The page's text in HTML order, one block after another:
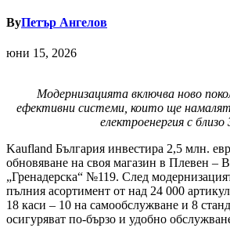
ByПетър Ангелов
юни 15, 2026
Модернизацията включва ново
ефективни системи, които ще
електроенергия с близо
Kaufland България инвестира 2,5 млн.
обновяване на своя магазин в Плевен –
„Гренадерска“ №119. След
пълния асортимент от над 24 000
18 каси – 10 на самообслужване и 8
осигуряват по-бързо и удобно